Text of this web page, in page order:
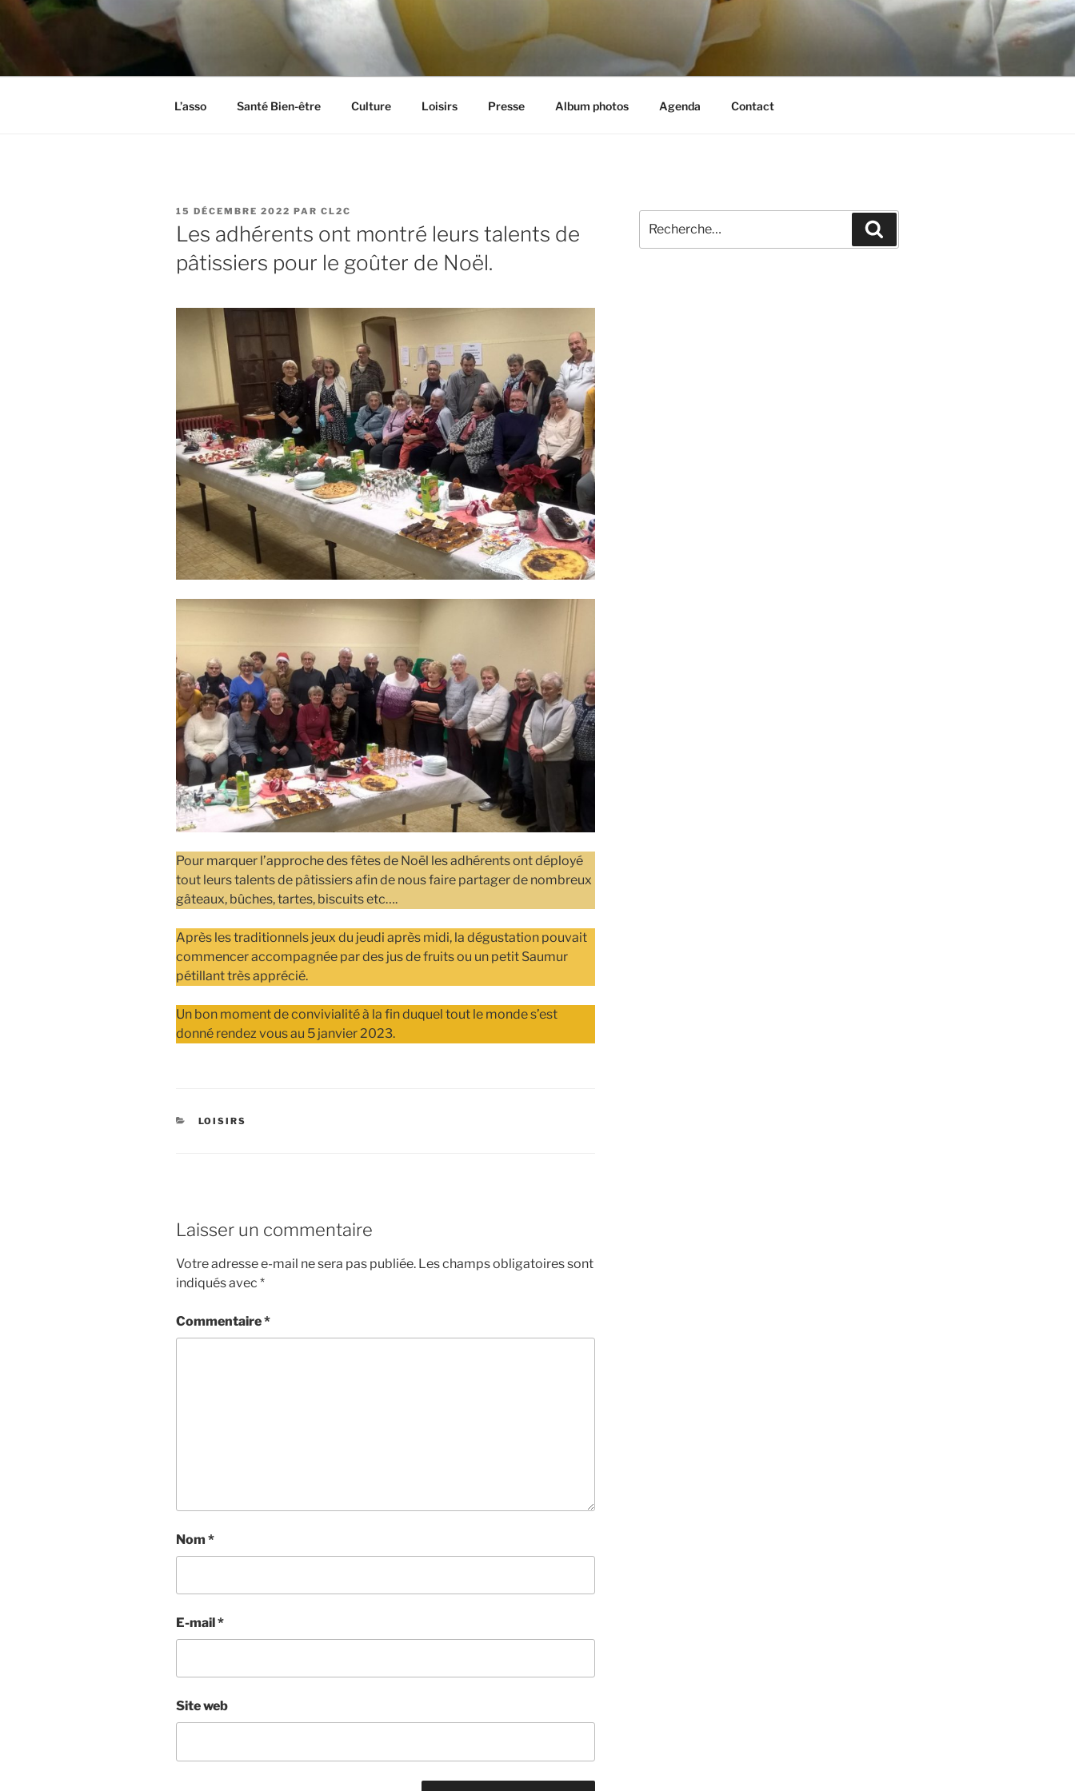
Aller
contenu
CL2C
Association dédiée à la culture et aux loisirs à Cognin (73)
L’asso Santé Bien-être Culture Loisirs Presse Album photos Agenda Contact
PUBLIÉ
LE
15 DÉCEMBRE 2022 PAR CL2C
Les adhérents ont montré leurs talents de
pâtissiers pour le goûter de Noël.
Pour marquer l’approche des fêtes de Noël les adhérents ont déployé
tout leurs talents de pâtissiers afin de nous faire partager de nombreux
gâteaux, bûches, tartes, biscuits etc….
Après les traditionnels jeux du jeudi après midi, la dégustation pouvait
commencer accompagnée par des jus de fruits ou un petit Saumur
pétillant très apprécié.
Un bon moment de convivialité à la fin duquel tout le monde s’est
donné rendez vous au 5 janvier 2023.
CATÉGORIES
LOISIRS
Laisser un commentaire
Votre adresse e-mail ne sera pas publiée. Les champs obligatoires sont
indiqués avec *
Commentaire*
Nom *
E-mail*
Site web
pour
: